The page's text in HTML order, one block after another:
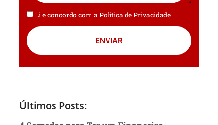
Li e concordo com a Política de Privacidade
ENVIAR
Últimos Posts: